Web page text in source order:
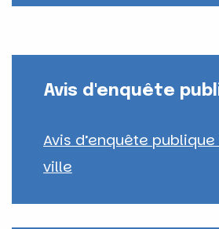
Avis d'enquête
Avis d’enquête publique
ville